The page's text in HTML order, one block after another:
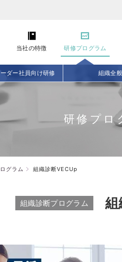
当社の特徴 研修プログラム
ダー社員向け研修 組織全般
研修プロ
グラム 組織診断VECUp
組織診断プログラム